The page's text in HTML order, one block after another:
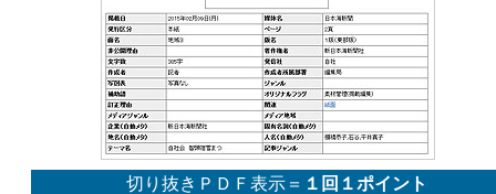
切り抜きＰＤＦ表示＝ １回１ポイント